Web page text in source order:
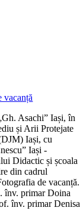
vacanță
Asachi” Iași, în
și Arii Protejate
Iași, cu
Iași -
Didactic și școala
din cadrul
de vacanță.
înv. primar Doina
înv. primar Denisa